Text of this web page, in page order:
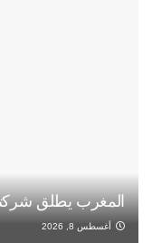
المغرب يطلق
أغسطس 8, 2026